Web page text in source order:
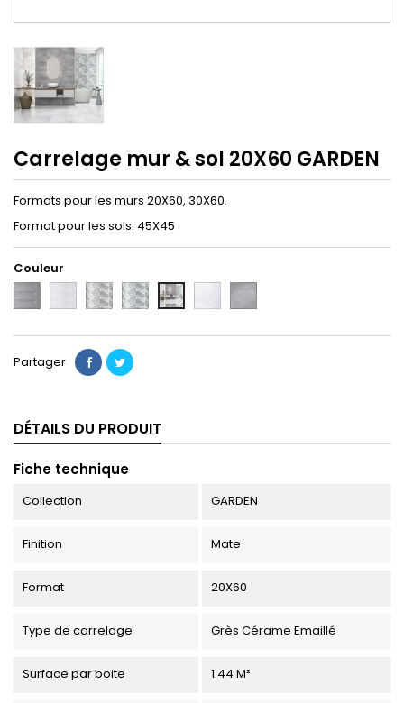
Carrelage mur & sol 20X60 GARDEN
Formats pour les murs 20X60, 30X60.
Format pour les sols: 45X45
Couleur
DECO
WHITE
DECO
GREEN
AMBIANCE
45X45
GREY
45X45
Partager
DÉTAILS DU PRODUIT
Fiche technique
Collection GARDEN
Finition Mate
Format 20X60
Type de carrelage Grès Cérame Emaillé
Surface par boite 1.44 M²